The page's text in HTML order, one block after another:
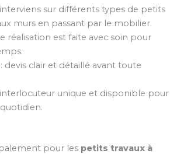
sur différents types de petits
murs en passant par le mobilier.
réalisation est faite avec soin pour
devis clair et détaillé avant toute
unique et disponible pour
pour les petits travaux à